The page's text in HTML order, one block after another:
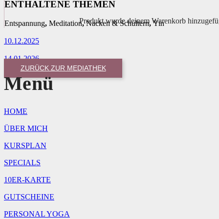
Produktwurde deinem Warenkorb
ENTHALTENE THEMEN
Entspannung, Meditation,Nacken & Schultern,Yin
10.12.2025
14.01.2026
ZURÜCK ZUR MEDIATHEK
Menü
HOME
ÜBER MICH
KURSPLAN
SPECIALS
10ER-KARTE
GUTSCHEINE
PERSONAL YOGA